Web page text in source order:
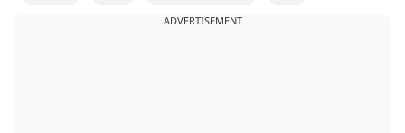
ADVERTISEMENT